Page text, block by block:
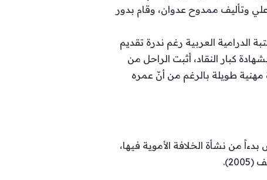
2000، المسلسل من إخراج حاتم علي وتأليف ممدوح عدوان، وقام بدور
الدرامية العربية رغم ندرة تقديم
كبار النقاد، أثبت الراحل من
طويلة بالرغم من أنّ عمره
من نشأة الخلافة الأموية فيها،